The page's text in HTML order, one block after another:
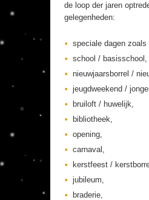
de loop der jaren
gelegenheden:
speciale dagen
school / basisschool,
nieuwjaarsborrel /
jeugdweekend /
bruiloft / huwelijk,
bibliotheek,
opening,
carnaval,
kerstfeest /
jubileum,
braderie,